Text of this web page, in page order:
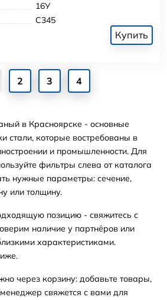
16У
С345
Купить
2 3 4
в Красноярске - основные
стали, которые востребованы в
и промышленности. Для
фильтры слева от каталога
нужные параметры: сечение,
или толщину.
позицию - свяжитесь с
наличие у партнёров или
характеристиками.
через корзину: добавьте товары,
свяжется с вами для